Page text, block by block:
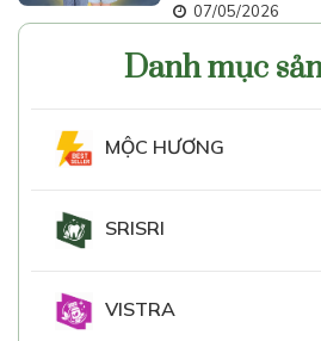
07/05/2026
Danh mục
MỘC HƯƠNG
SRISRI
VISTRA